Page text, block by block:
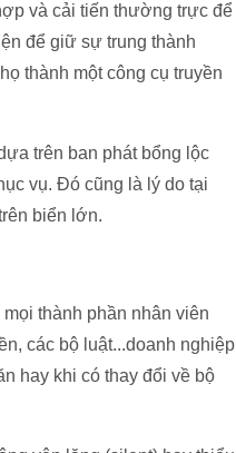
và cải tiến thường trực để
để giữ sự trung thành
thành một công cụ truyền
trên ban phát bổng lộc
vụ. Đó cũng là lý do tại
biển lớn.
thành phần nhân viên
các bộ luật...doanh nghiệp
hay khi có thay đổi về bộ